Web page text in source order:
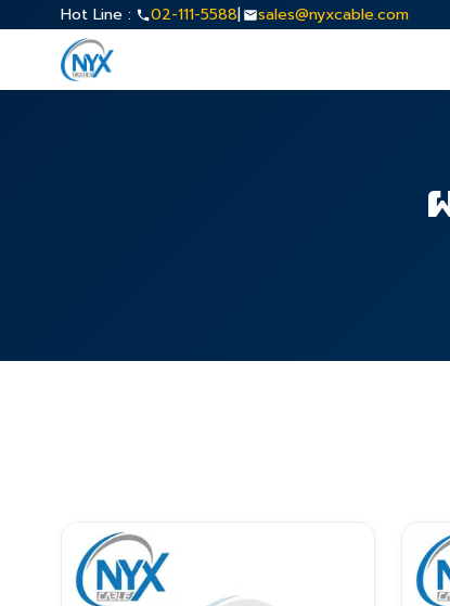
Hot Line : 02-111-5588| sales@nyxcable.com